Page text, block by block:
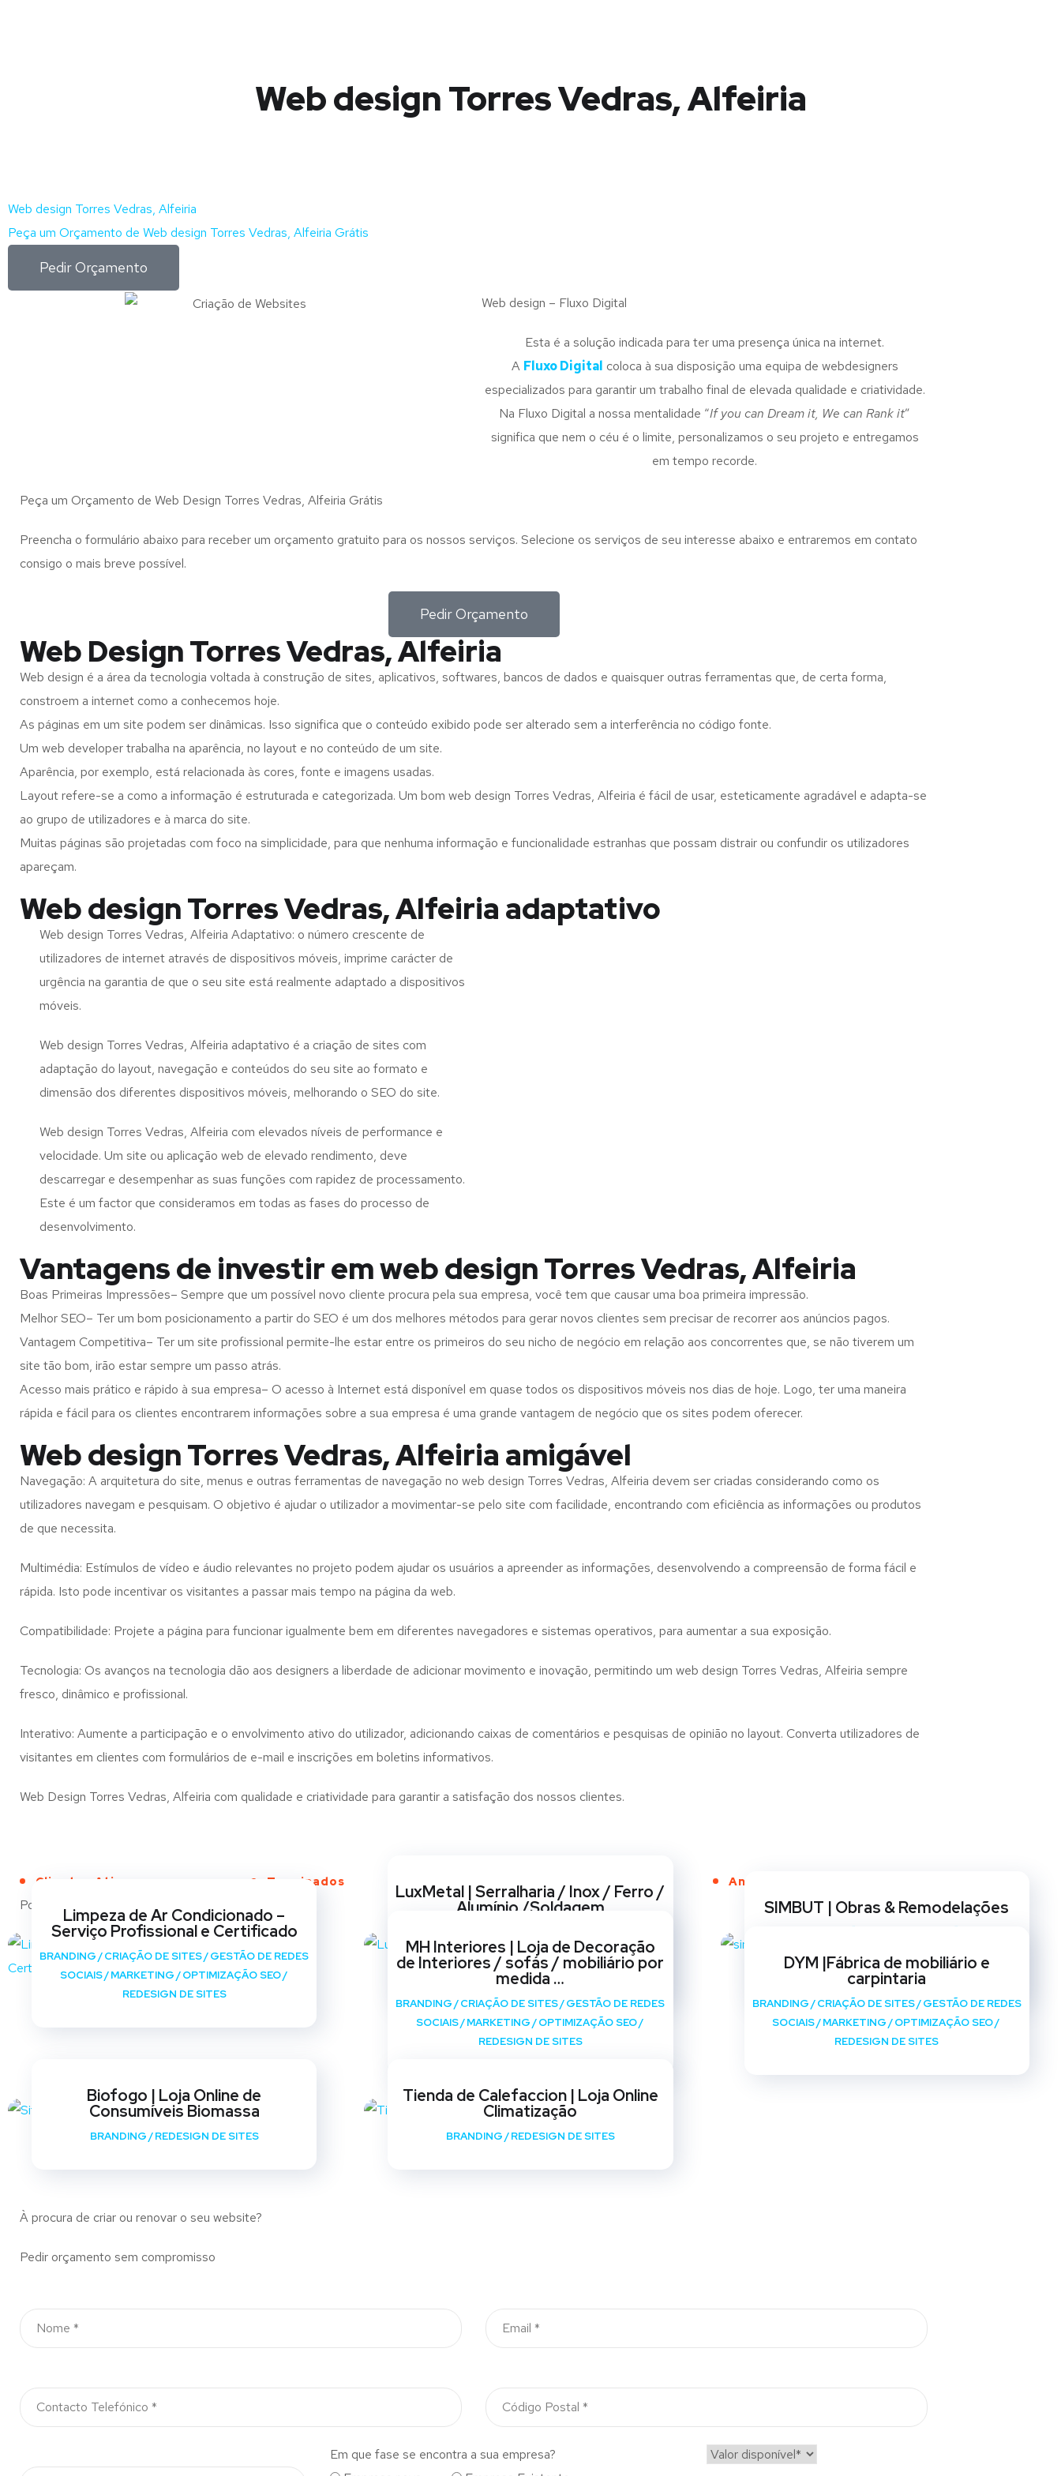
Web design Torres Vedras, Alfeiria
Web design Torres Vedras, Alfeiria
Peça um Orçamento de Web design Torres Vedras, Alfeiria Grátis
Pedir Orçamento
Web design – Fluxo Digital
Esta é a solução indicada para ter uma presença única na internet.
A Fluxo Digital coloca à sua disposição uma equipa de webdesigners
especializados para garantir um trabalho final de elevada qualidade e criatividade.
Na Fluxo Digital a nossa mentalidade “If you can Dream it, We can Rank it”
significa que nem o céu é o limite, personalizamos o seu projeto e entregamos
em tempo recorde.
Peça um Orçamento de Web Design Torres Vedras, Alfeiria Grátis
Preencha o formulário abaixo para receber um orçamento gratuito para os nossos serviços. Selecione os serviços de seu interesse abaixo e entraremos em contato
consigo o mais breve possível.
Pedir Orçamento
Web Design Torres Vedras, Alfeiria
Web design é a área da tecnologia voltada à construção de sites, aplicativos, softwares, bancos de dados e quaisquer outras ferramentas que, de certa forma,
constroem a internet como a conhecemos hoje.
As páginas em um site podem ser dinâmicas. Isso significa que o conteúdo exibido pode ser alterado sem a interferência no código fonte.
Um web developer trabalha na aparência, no layout e no conteúdo de um site.
Aparência, por exemplo, está relacionada às cores, fonte e imagens usadas.
Layout refere-se a como a informação é estruturada e categorizada. Um bom web design Torres Vedras, Alfeiria é fácil de usar, esteticamente agradável e adapta-se
ao grupo de utilizadores e à marca do site.
Muitas páginas são projetadas com foco na simplicidade, para que nenhuma informação e funcionalidade estranhas que possam distrair ou confundir os utilizadores
apareçam.
Web design Torres Vedras, Alfeiria adaptativo
Web design Torres Vedras, Alfeiria Adaptativo: o número crescente de
utilizadores de internet através de dispositivos móveis, imprime carácter de
urgência na garantia de que o seu site está realmente adaptado a dispositivos
móveis.
Web design Torres Vedras, Alfeiria adaptativo é a criação de sites com
adaptação do layout, navegação e conteúdos do seu site ao formato e
dimensão dos diferentes dispositivos móveis, melhorando o SEO do site.
Web design Torres Vedras, Alfeiria com elevados níveis de performance e
velocidade. Um site ou aplicação web de elevado rendimento, deve
descarregar e desempenhar as suas funções com rapidez de processamento.
Este é um factor que consideramos em todas as fases do processo de
desenvolvimento.
Vantagens de investir em web design Torres Vedras, Alfeiria
Boas Primeiras Impressões– Sempre que um possível novo cliente procura pela sua empresa, você tem que causar uma boa primeira impressão.
Melhor SEO– Ter um bom posicionamento a partir do SEO é um dos melhores métodos para gerar novos clientes sem precisar de recorrer aos anúncios pagos.
Vantagem Competitiva– Ter um site profissional permite-lhe estar entre os primeiros do seu nicho de negócio em relação aos concorrentes que, se não tiverem um
site tão bom, irão estar sempre um passo atrás.
Acesso mais prático e rápido à sua empresa– O acesso à Internet está disponível em quase todos os dispositivos móveis nos dias de hoje. Logo, ter uma maneira
rápida e fácil para os clientes encontrarem informações sobre a sua empresa é uma grande vantagem de negócio que os sites podem oferecer.
Web design Torres Vedras, Alfeiria amigável
Navegação: A arquitetura do site, menus e outras ferramentas de navegação no web design Torres Vedras, Alfeiria devem ser criadas considerando como os
utilizadores navegam e pesquisam. O objetivo é ajudar o utilizador a movimentar-se pelo site com facilidade, encontrando com eficiência as informações ou produtos
de que necessita.
Multimédia: Estímulos de vídeo e áudio relevantes no projeto podem ajudar os usuários a apreender as informações, desenvolvendo a compreensão de forma fácil e
rápida. Isto pode incentivar os visitantes a passar mais tempo na página da web.
Compatibilidade: Projete a página para funcionar igualmente bem em diferentes navegadores e sistemas operativos, para aumentar a sua exposição.
Tecnologia: Os avanços na tecnologia dão aos designers a liberdade de adicionar movimento e inovação, permitindo um web design Torres Vedras, Alfeiria sempre
fresco, dinâmico e profissional.
Interativo: Aumente a participação e o envolvimento ativo do utilizador, adicionando caixas de comentários e pesquisas de opinião no layout. Converta utilizadores de
visitantes em clientes com formulários de e-mail e inscrições em boletins informativos.
Web Design Torres Vedras, Alfeiria com qualidade e criatividade para garantir a satisfação dos nossos clientes.
Clientes Ativos Terminados Anos de Serviço
Portfólio
Limpeza de Ar Condicionado –
Serviço Profissional e Certificado
BRANDING/CRIAÇÃO DE SITES/GESTÃO DE REDES
SOCIAIS/MARKETING/OPTIMIZAÇÃO SEO/
REDESIGN DE SITES
LuxMetal | Serralharia / Inox / Ferro /
Alumínio /Soldagem
SOCIAIS/ MARKETING/OPTIMIZAÇÃO SEO/
REDESIGN DE SITES
SIMBUT | Obras & Remodelações
REDESIGN DE SITES
MH Interiores | Loja de Decoração
de Interiores / sofás / mobiliário por
medida …
BRANDING /CRIAÇÃO DE SITES/GESTÃO DE REDES
SOCIAIS/MARKETING/OPTIMIZAÇÃO SEO/
REDESIGN DE SITES
DYM |Fábrica de mobiliário e
carpintaria
BRANDING/CRIAÇÃO DE SITES/GESTÃO DE REDES
SOCIAIS/MARKETING/OPTIMIZAÇÃO SEO/
REDESIGN DE SITES
Biofogo | Loja Online de
Consumíveis Biomassa
BRANDING/REDESIGN DE SITES
Tienda de Calefaccion | Loja Online
Climatização
BRANDING/REDESIGN DE SITES
À procura de criar ou renovar o seu website?
Pedir orçamento sem compromisso
Em que fase se encontra a sua empresa?